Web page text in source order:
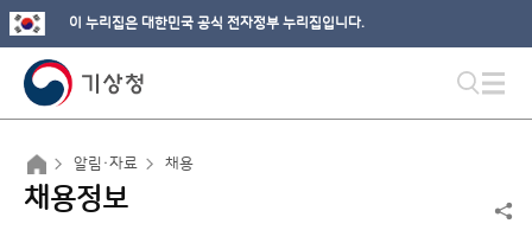
이 누리집은 대한민국 공식 전자정부 누리집입니다.
알림·자료 채용
채용정보